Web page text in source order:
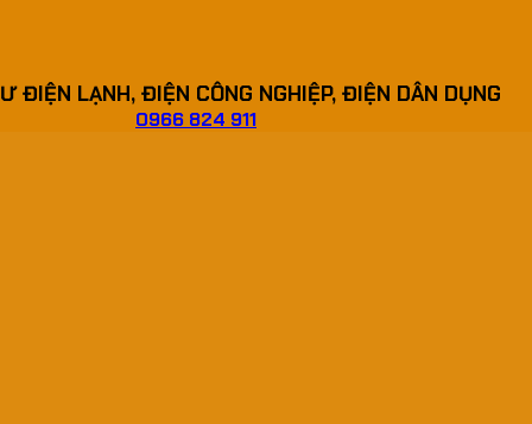
ĐIỆN LẠNH, ĐIỆN CÔNG NGHIỆP, ĐIỆN DÂN DỤNG
0966 824 911